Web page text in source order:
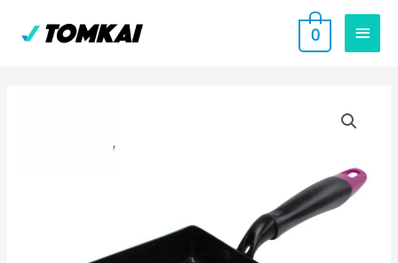
主
要
單
0
NT$500